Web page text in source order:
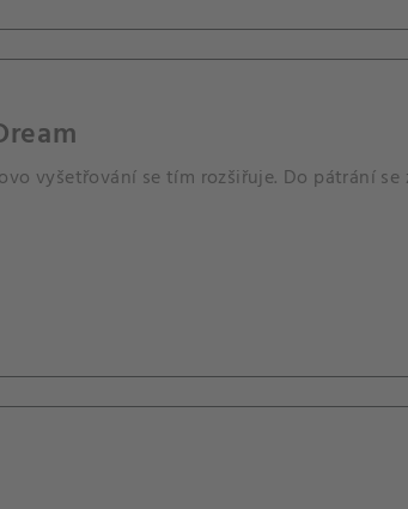
vyšetřování se tím rozšiřuje. Do pátrání